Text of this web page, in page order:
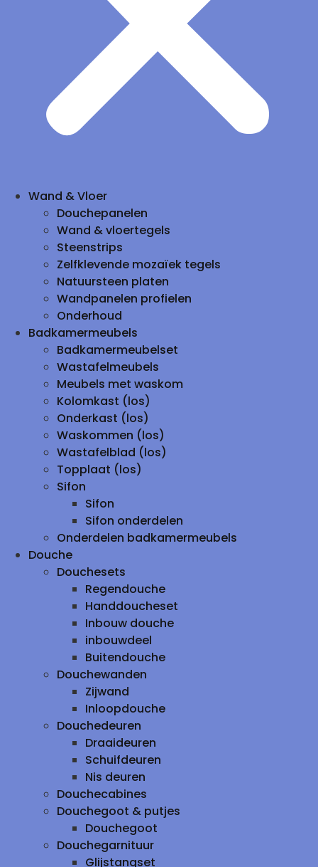
Wand & Vloer
Douchepanelen
Wand & vloertegels
Steenstrips
Zelfklevende mozaïek tegels
Natuursteen platen
Wandpanelen profielen
Onderhoud
Badkamermeubels
Badkamermeubelset
Wastafelmeubels
Meubels met waskom
Kolomkast (los)
Onderkast (los)
Waskommen (los)
Wastafelblad (los)
Topplaat (los)
Sifon
Sifon
Sifon onderdelen
Onderdelen badkamermeubels
Douche
Douchesets
Regendouche
Handdoucheset
Inbouw douche
inbouwdeel
Buitendouche
Douchewanden
Zijwand
Inloopdouche
Douchedeuren
Draaideuren
Schuifdeuren
Nis deuren
Douchecabines
Douchegoot & putjes
Douchegoot
Douchegarnituur
Glijstangset